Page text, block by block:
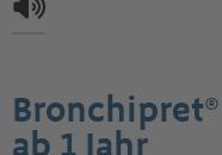
Bronchipret®
ab 1 Jahr